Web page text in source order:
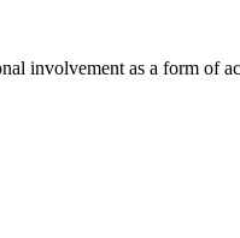
involvement as a form